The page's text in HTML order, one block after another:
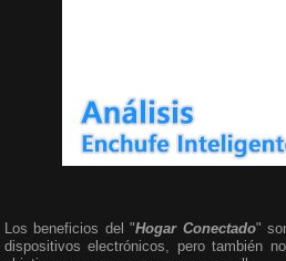
Los beneficios del "Hogar Conectado"
dispositivos electrónicos, pero también